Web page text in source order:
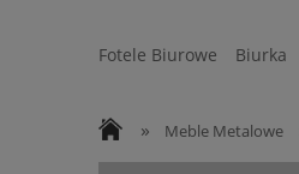
Fotele Biurowe Biurka
» Meble Metalowe